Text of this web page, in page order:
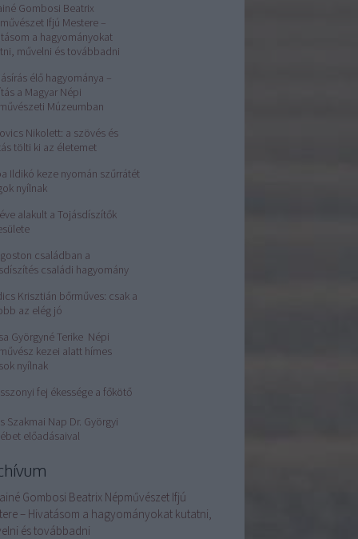
Gombosi Beatrix
Ifjú Mestere –
a hagyományokat
művelni és továbbadni
élő hagyománya –
a Magyar Népi
Múzeumban
Nikolett: a szövés és
tölti ki az életemet
Ildikó keze nyomán szűrrátét
nyílnak
alakult a Tojásdíszítők
családban a
családi hagyomány
Krisztián bőrműves: csak a
az elég jó
Györgyné Terike Népi
kezei alatt hímes
nyílnak
fej ékessége a főkötő
Szakmai Nap Dr. Györgyi
előadásaival
Gombosi Beatrix Népművészet Ifjú
– Hivatásom a hagyományokat kutatni,
és továbbadni